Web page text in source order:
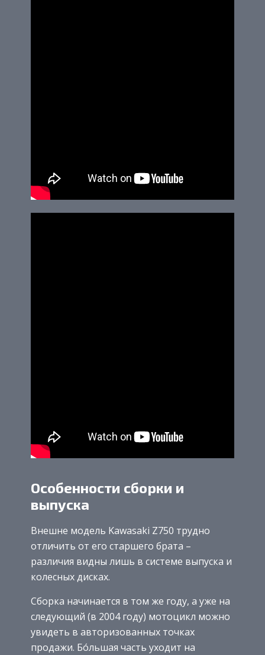
Особенности сборки и
выпуска
Внешне модель Kawasaki Z750 трудно
отличить от его старшего брата –
различия видны лишь в системе выпуска и
колесных дисках.
Сборка начинается в том же году, а уже на
следующий (в 2004 году) мотоцикл можно
увидеть в авторизованных точках
продажи. Бо́льшая часть уходит на